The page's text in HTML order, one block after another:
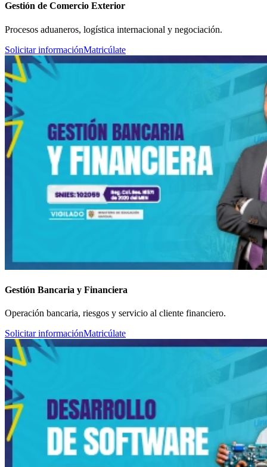
Gestión de Comercio Exterior
Procesos aduaneros, logística internacional y negociación.
Solicitar informaciónMatricúlate
Gestión Bancaria y Financiera
Operación bancaria, riesgos y servicio al cliente financiero.
Solicitar informaciónMatricúlate